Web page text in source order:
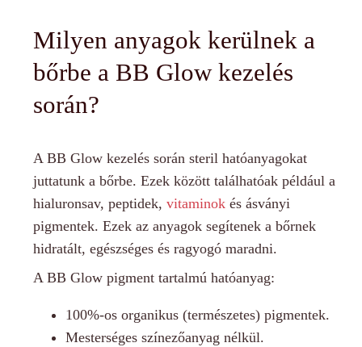
Milyen anyagok kerülnek a
bőrbe a BB Glow kezelés
során?
A BB Glow kezelés során steril hatóanyagokat
juttatunk a bőrbe. Ezek között találhatóak például a
hialuronsav, peptidek,vitaminok és ásványi
pigmentek. Ezek az anyagok segítenek a bőrnek
hidratált, egészséges és ragyogó maradni.
A BB Glow pigment tartalmú hatóanyag:
100%-os organikus (természetes) pigmentek.
Mesterséges színezőanyag nélkül.